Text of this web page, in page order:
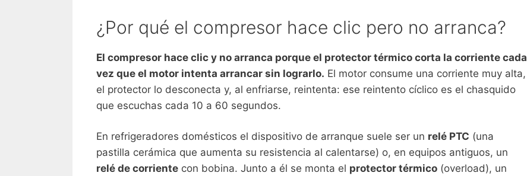
¿Por qué el compresor hace clic pero no arranca?
El compresor hace clic y no arranca porque el protector térmico corta la corriente cada
vez que el motor intenta arrancar sin lograrlo. El motor consume una corriente muy alta,
el protector lo desconecta y, al enfriarse, reintenta: ese reintento cíclico es el chasquido
que escuchas cada 10 a 60 segundos.
En refrigeradores domésticos el dispositivo de arranque suele ser un relé PTC (una
pastilla cerámica que aumenta su resistencia al calentarse) o, en equipos antiguos, un
relé de corriente con bobina. Junto a él se monta el protector térmico (overload), un